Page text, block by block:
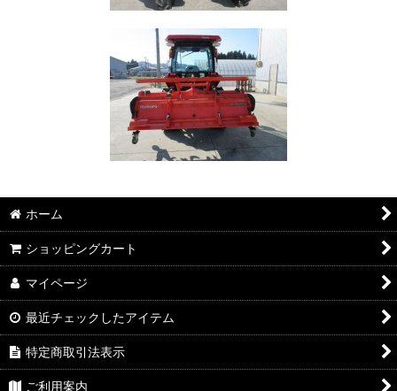
ホーム
ショッピングカート
マイページ
最近チェックしたアイテム
特定商取引法表示
ご利用案内